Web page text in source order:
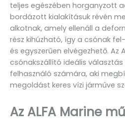
teljes egészében horganyzott
bordázott kialakításuk révén
alkotnak, amely ellenáll a
rész kihúzható, így a csónak
és egyszerűen elvégezhető. Az
csónakszállító ideális
felhasználó számára, aki
megoldást keres vízi járműve
Az ALFA Marine